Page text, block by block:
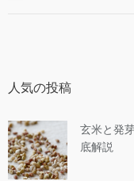
人気の投稿
玄米と発
底解説